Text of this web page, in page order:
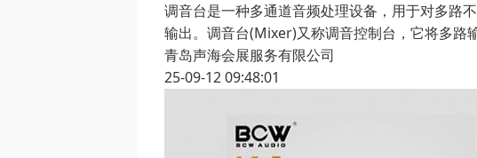
调音台是一种多通道音频处理设备，用于对多路
输出。调音台(Mixer)又称调音控制台，它将多路
青岛声海会展服务有限公司
25-09-12 09:48:01